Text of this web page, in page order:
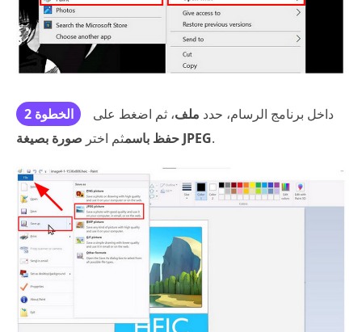
الخطوة 2 داخل برنامج الرسام، حدد ملف، ثم اضغط على
حفظ باسمثم اختر صورة بصيغة JPEG.